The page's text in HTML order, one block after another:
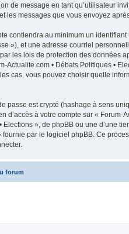
de message en tant qu’utilisateur
les messages que vous envoyez
contiendra au minimum un
»), et une adresse courriel
les lois de protection des données
Actualite.com • Débats Politiques •
cas, vous pouvez choisir quelle
passe est crypté (hashage à sens
d’accès à votre compte sur «
Elections », de phpBB ou une d’une
fournie par le logiciel phpBB. Ce
forum